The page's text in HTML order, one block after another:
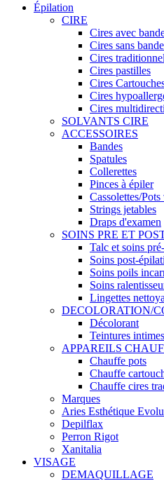
Épilation
CIRE
Cires avec
Cires sans
Cires
Cires pastilles
Cires
Cires
Cires
SOLVANTS CIRE
ACCESSOIRES
Bandes
Spatules
Collerettes
Pinces à épiler
Cassolettes/Pots
Strings jetables
Draps d'examen
SOINS PRE ET
Talc et soins
Soins post-
Soins poils
Soins
Lingettes
DECOLORATION/
Décolorant
Teintures intimes
APPAREILS
Chauffe pots
Chauffe
Chauffe cires
Marques
Aries Esthétique
Depilflax
Perron Rigot
Xanitalia
VISAGE
DEMAQUILLAGE